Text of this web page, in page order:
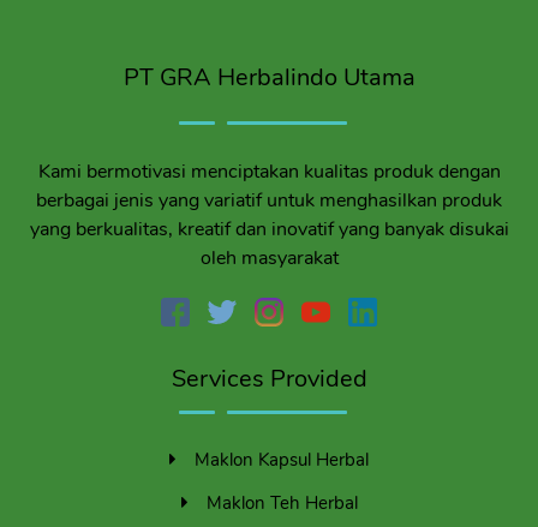
PT GRA Herbalindo Utama
Kami bermotivasi menciptakan kualitas produk dengan
berbagai jenis yang variatif untuk menghasilkan produk
yang berkualitas, kreatif dan inovatif yang banyak disukai
oleh masyarakat
Services Provided
Maklon Kapsul Herbal
Maklon Teh Herbal